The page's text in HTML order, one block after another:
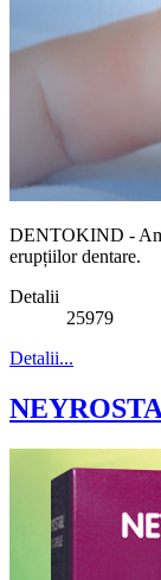
DENTOKIND -
erupțiilor dentare.
Detalii
25979
Detalii...